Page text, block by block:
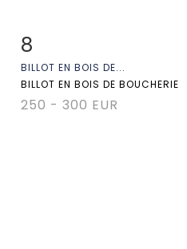
Fiche détaillée
8
BILLOT EN BOIS DE...
BILLOT EN BOIS DE BOUCHERIE
250 - 300 EUR